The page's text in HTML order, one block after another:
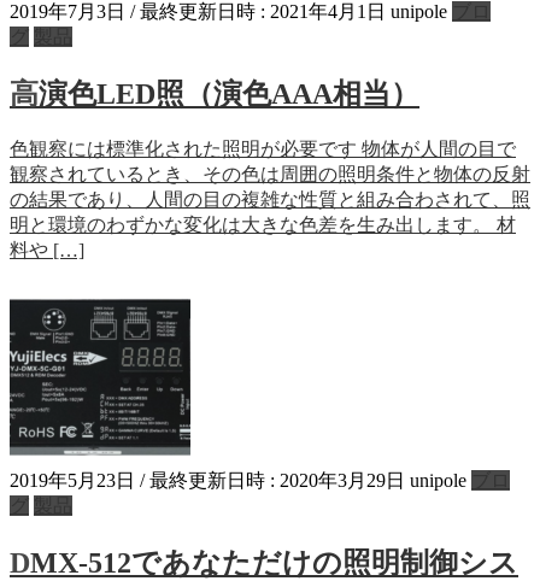
2019年7月3日 / 最終更新日時 : 2021年4月1日 unipole
高演色LED照（演色AAA相当）
色観察には標準化された照明が必要です 物体が人間の目で
観察されているとき、その色は周囲の照明条件と物体の反射
の結果であり、人間の目の複雑な性質と組み合わされて、照
明と環境のわずかな変化は大きな色差を生み出します。 材
料や […]
2019年5月23日 / 最終更新日時 : 2020年3月29日 unipole
DMX-512であなただけの照明制御シス